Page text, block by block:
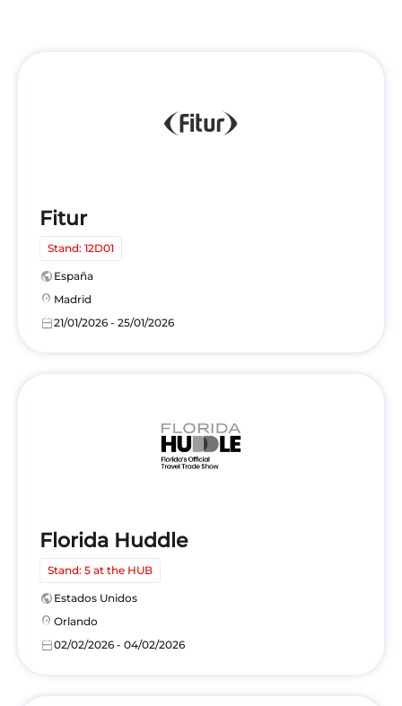
Fitur
Stand: 12D01
public España
location_on Madrid
calendar_today21/01/2026 - 25/01/2026
Florida Huddle
Stand: 5 at the HUB
public Estados Unidos
location_on Orlando
calendar_today02/02/2026 - 04/02/2026